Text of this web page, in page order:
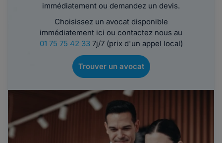
immédiatement ou demandez un devis.
Choisissez un avocat disponible
immédiatement ici ou contactez nous au
01 75 75 42 337j/7 (prix d'un appel local)
Trouver un avocat